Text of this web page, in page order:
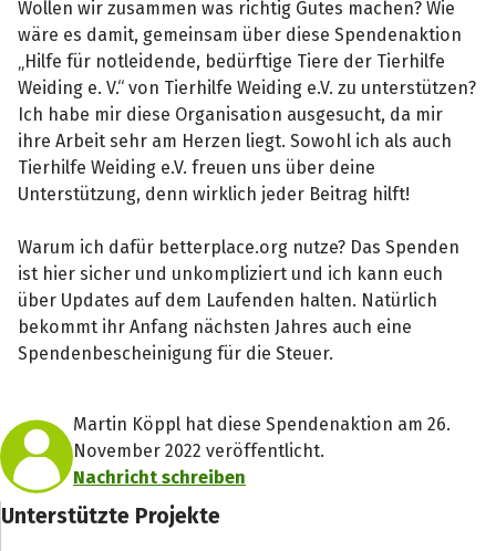
Wollen wir zusammen was richtig Gutes machen? Wie
wäre es damit, gemeinsam über diese Spendenaktion
„Hilfe für notleidende, bedürftige Tiere der Tierhilfe
Weiding e. V.“ von Tierhilfe Weiding e.V. zu unterstützen?
Ich habe mir diese Organisation ausgesucht, da mir
ihre Arbeit sehr am Herzen liegt. Sowohl ich als auch
Tierhilfe Weiding e.V. freuen uns über deine
Unterstützung, denn wirklich jeder Beitrag hilft!
Warum ich dafür betterplace.org nutze? Das Spenden
ist hier sicher und unkompliziert und ich kann euch
über Updates auf dem Laufenden halten. Natürlich
bekommt ihr Anfang nächsten Jahres auch eine
Spendenbescheinigung für die Steuer.
Martin Köppl hat diese Spendenaktion am 26.
November 2022 veröffentlicht.
Nachricht schreiben
Unterstützte Projekte